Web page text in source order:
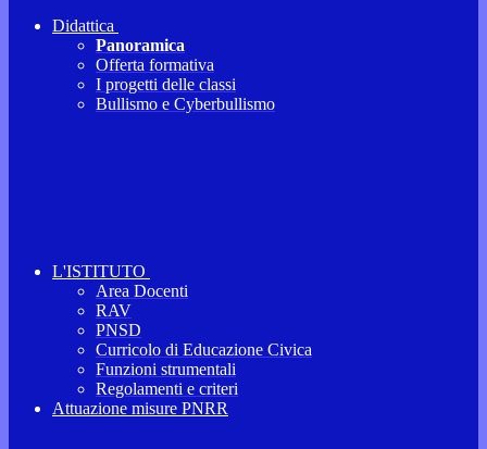
Didattica
Panoramica
Offerta formativa
I progetti delle classi
Bullismo e Cyberbullismo
L'ISTITUTO
Area Docenti
RAV
PNSD
Curricolo di Educazione Civica
Funzioni strumentali
Regolamenti e criteri
Attuazione misure PNRR